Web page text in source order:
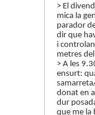
> El
mica la
parador
dir que
i
metres
> A les
ensurt:
donat en
dur
que me la